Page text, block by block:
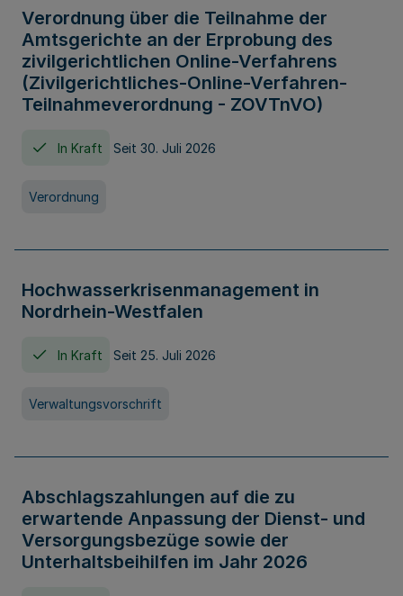
Verordnung über die Teilnahme der
Amtsgerichte an der Erprobung des
zivilgerichtlichen Online-Verfahrens
(Zivilgerichtliches-Online-Verfahren-
Teilnahmeverordnung - ZOVTnVO)
In Kraft Seit 30. Juli 2026
Verordnung
Hochwasserkrisenmanagement in
Nordrhein-Westfalen
In Kraft Seit 25. Juli 2026
Verwaltungsvorschrift
Abschlagszahlungen auf die zu
erwartende Anpassung der Dienst- und
Versorgungsbezüge sowie der
Unterhaltsbeihilfen im Jahr 2026